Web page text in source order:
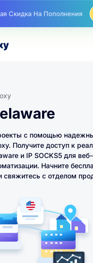
Статические Покупки IP
с помощью
Получите доступ к
и IP SOCKS5 для веб-
Начните
с отделом